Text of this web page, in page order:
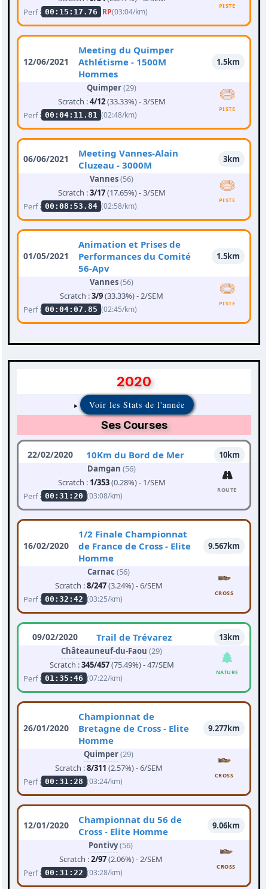
Perf : 00:15:17.76 RP(03:04/km)
PISTE
12/06/2021
Meeting du Quimper
Athlétisme - 1500M
Hommes
1.5km
Quimper(29)
Scratch :4/12(33.33%) - 3/SEM
Perf : 00:04:11.81 (02:48/km)
PISTE
06/06/2021
Meeting Vannes-Alain
Cluzeau - 3000M
3km
Vannes(56)
Scratch :3/17(17.65%) - 3/SEM
Perf : 00:08:53.84 (02:58/km)
PISTE
01/05/2021
Animation et Prises de
Performances du Comité
56-Apv
1.5km
Vannes(56)
Scratch :3/9(33.33%) - 2/SEM
Perf : 00:04:07.85 (02:45/km)
PISTE
2020
Voir les Stats de l'année
Ses Courses
22/02/2020 10Km du Bord de Mer
10km
Damgan (56)
Scratch : 1/353(0.28%) - 1/SEM
Perf : 00:31:20 (03:08/km)
ROUTE
16/02/2020
1/2 Finale Championnat
de France de Cross - Elite
Homme
9.567km
Carnac (56)
Scratch :8/247(3.24%) - 6/SEM
Perf : 00:32:42 (03:25/km)
CROSS
09/02/2020 Trail de Trévarez
13km
Châteauneuf-du-Faou (29)
Scratch :345/457(75.49%) - 47/SEM
Perf : 01:35:46 (07:22/km)
NATURE
26/01/2020
Championnat de
Bretagne de Cross - Elite
Homme
9.277km
Quimper(29)
Scratch :8/311 (2.57%) - 6/SEM
Perf : 00:31:28 (03:24/km)
CROSS
12/01/2020
Championnat du 56 de
Cross - Elite Homme
9.06km
Pontivy(56)
Scratch :2/97(2.06%) - 2/SEM
Perf : 00:31:22 (03:28/km)
CROSS